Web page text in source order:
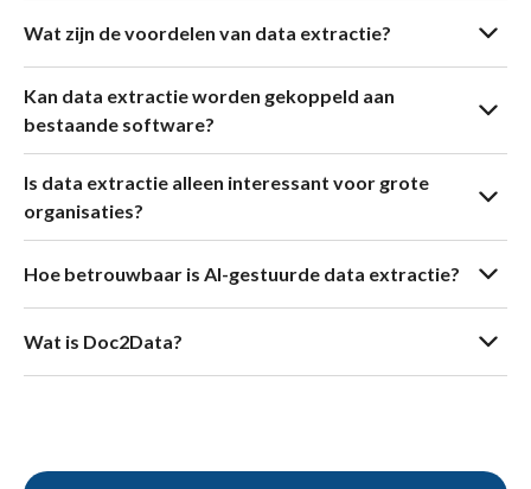
Wat zijn de voordelen van data extractie?
Kan data extractie worden gekoppeld aan
bestaande software?
Is data extractie alleen interessant voor grote
organisaties?
Hoe betrouwbaar is AI-gestuurde data extractie?
Wat is Doc2Data?